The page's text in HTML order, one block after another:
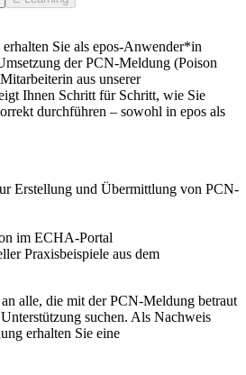
Sie als epos-Anwender*in
der PCN-Meldung (Poison
aus unserer
Ihnen Schritt für Schritt, wie Sie
durchführen – sowohl in epos als
Erstellung und Übermittlung von PCN-
im ECHA-Portal
Praxisbeispiele aus dem
alle, die mit der PCN-Meldung betraut
suchen. Als Nachweis
erhalten Sie eine